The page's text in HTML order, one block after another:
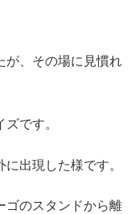
が、その場に見慣れ
です。
出現した様です。
ゴのスタンドから離